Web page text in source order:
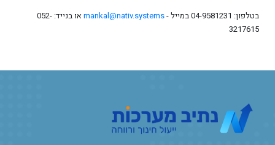
בטלפון: 04-9581231 במייל - mankal@nativ.systems
או בנייד: 052-
3217615